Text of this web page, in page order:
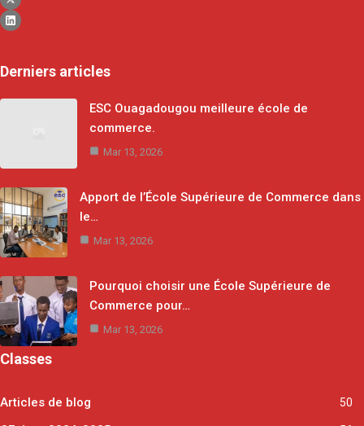
Derniers articles
ESC Ouagadougou meilleure école de
commerce.
Mar 13, 2026
Apport de l’École Supérieure de Commerce dans
le…
Mar 13, 2026
Pourquoi choisir une École Supérieure de
Commerce pour…
Mar 13, 2026
Classes
Articles de blog 50